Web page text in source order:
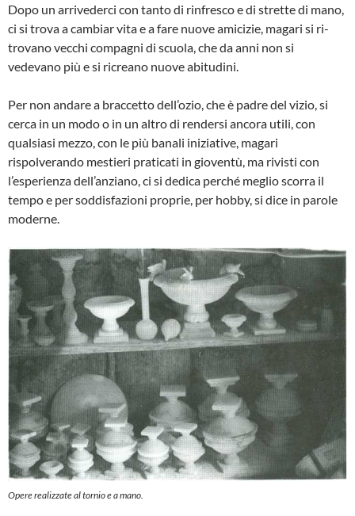
Dopo un arrivederci con tanto di rinfresco e di strette di mano,
ci si trova a cambiar vita e a fare nuove amicizie, magari si ri­
trovano vecchi compagni di scuola, che da anni non si
vedevano più e si ricreano nuove abitudini.
Per non andare a braccetto dell’ozio, che è padre del vizio, si
cerca in un modo o in un altro di rendersi ancora utili, con
qualsiasi mezzo, con le più banali inizia­tive, magari
rispolverando mestieri prati­cati in gioventù, ma rivisti con
l’esperien­za dell’anziano, ci si dedica perché me­glio scorra il
tempo e per soddisfazioni proprie, per hobby, si dice in parole
mo­derne.
Opere realizzate al tornio e a mano.